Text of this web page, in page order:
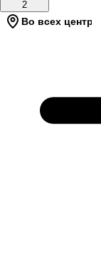
2
Во всех центрах